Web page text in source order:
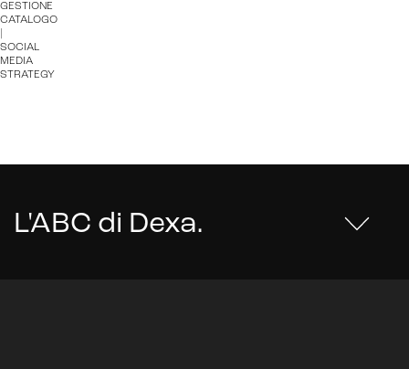
GESTIONE
CATALOGO
SOCIAL
MEDIA
STRATEGY
L'ABC di Dexa.